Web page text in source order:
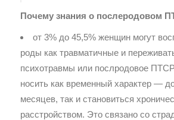
Почему знания о послеродовом
от 3% до 45,5% женщин могут
роды как травматичные и
психотравмы или послродовое
носить как временный характер —
месяцев, так и становиться
расстройством. Это связано со